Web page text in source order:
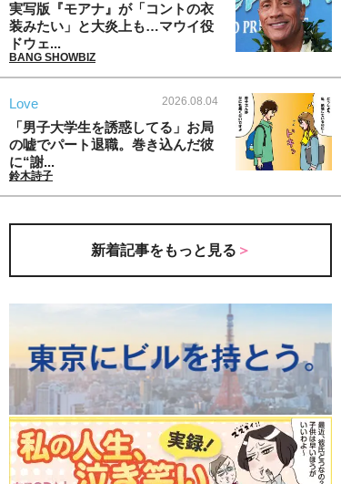
実写版『モアナ』が「コントの衣
装みたい」と大炎上も…マウイ役
ドウェ...
BANG SHOWBIZ
Love 2026.08.04
「男子大学生を誘惑してる」お局
の嘘でパート退職。巻き込んだ彼
に“謝...
鈴木詩子
新着記事をもっと見る